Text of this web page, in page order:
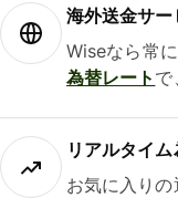
海外送金サ
Wiseなら常
為替レート で
リアルタイ
お気に入り